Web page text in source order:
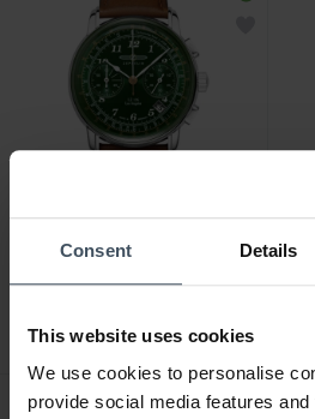
Consent Details
This website uses cookies
We use cookies to personalise
provide social media features
CHF 379.00
Zeppelin LZ126 Los